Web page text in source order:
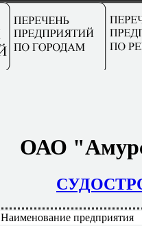
ОАО
Наименование предприятия